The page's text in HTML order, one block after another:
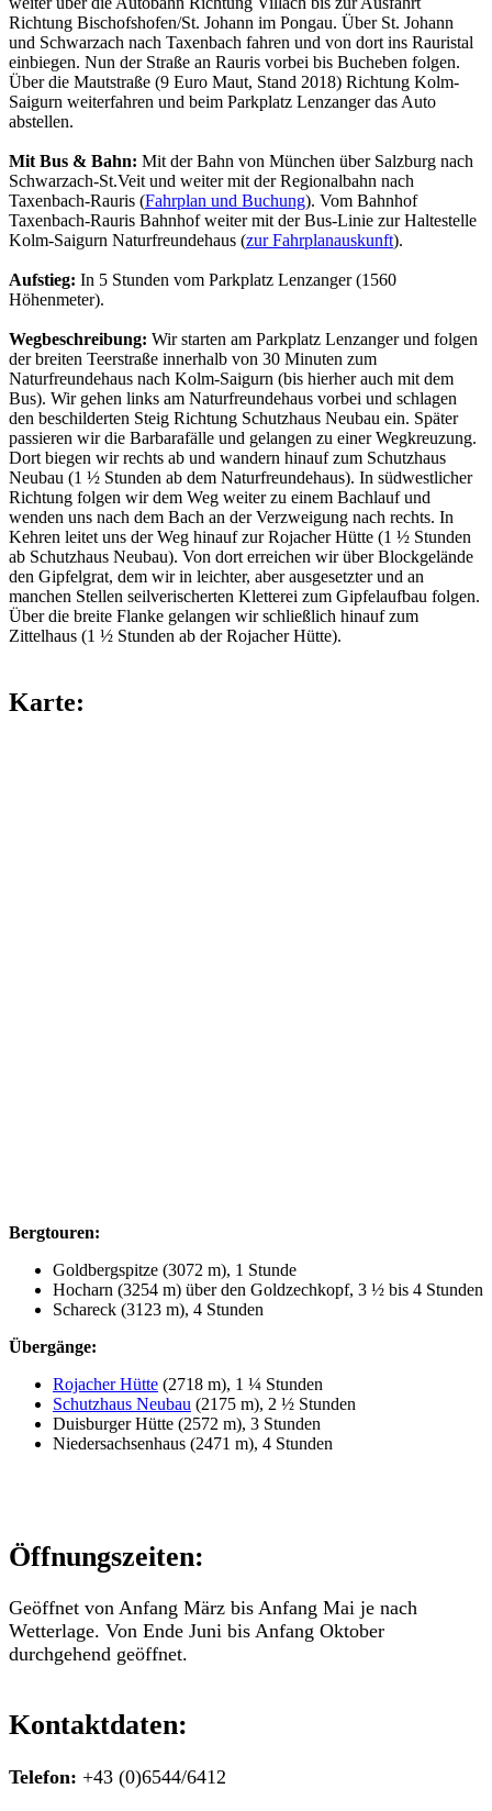
Richtung Bischofshofen/St. Johann im Pongau. Über St. Johann
und Schwarzach nach Taxenbach fahren und von dort ins Rauristal
einbiegen. Nun der Straße an Rauris vorbei bis Bucheben folgen.
Über die Mautstraße (9 Euro Maut, Stand 2018) Richtung Kolm-
Saigurn weiterfahren und beim Parkplatz Lenzanger das Auto
abstellen.
Mit Bus & Bahn: Mit der Bahn von München über Salzburg nach
Schwarzach-St.Veit und weiter mit der Regionalbahn nach
Taxenbach-Rauris (Fahrplan und Buchung). Vom Bahnhof
Taxenbach-Rauris Bahnhof weiter mit der Bus-Linie zur Haltestelle
Kolm-Saigurn Naturfreundehaus (zur Fahrplanauskunft).
Aufstieg: In 5 Stunden vom Parkplatz Lenzanger (1560
Höhenmeter).
Wegbeschreibung: Wir starten am Parkplatz Lenzanger und folgen
der breiten Teerstraße innerhalb von 30 Minuten zum
Naturfreundehaus nach Kolm-Saigurn (bis hierher auch mit dem
Bus). Wir gehen links am Naturfreundehaus vorbei und schlagen
den beschilderten Steig Richtung Schutzhaus Neubau ein. Später
passieren wir die Barbarafälle und gelangen zu einer Wegkreuzung.
Dort biegen wir rechts ab und wandern hinauf zum Schutzhaus
Neubau (1 ½ Stunden ab dem Naturfreundehaus). In südwestlicher
Richtung folgen wir dem Weg weiter zu einem Bachlauf und
wenden uns nach dem Bach an der Verzweigung nach rechts. In
Kehren leitet uns der Weg hinauf zur Rojacher Hütte (1 ½ Stunden
ab Schutzhaus Neubau). Von dort erreichen wir über Blockgelände
den Gipfelgrat, dem wir in leichter, aber ausgesetzter und an
manchen Stellen seilverischerten Kletterei zum Gipfelaufbau folgen.
Über die breite Flanke gelangen wir schließlich hinauf zum
Zittelhaus (1 ½ Stunden ab der Rojacher Hütte).
Karte:
Bergtouren:
Goldbergspitze (3072 m), 1 Stunde
Hocharn (3254 m) über den Goldzechkopf, 3 ½ bis 4 Stunden
Schareck (3123 m), 4 Stunden
Übergänge:
Rojacher Hütte (2718 m), 1 ¼ Stunden
Schutzhaus Neubau (2175 m), 2 ½ Stunden
Duisburger Hütte (2572 m), 3 Stunden
Niedersachsenhaus (2471 m), 4 Stunden
Öffnungszeiten:
Geöffnet von Anfang März bis Anfang Mai je nach
Wetterlage. Von Ende Juni bis Anfang Oktober
durchgehend geöffnet.
Kontaktdaten:
Telefon: +43 (0)6544/6412